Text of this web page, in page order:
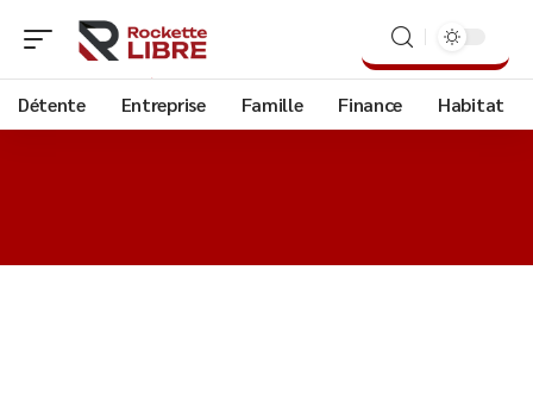
Détente Entreprise Famille Finance Habitat